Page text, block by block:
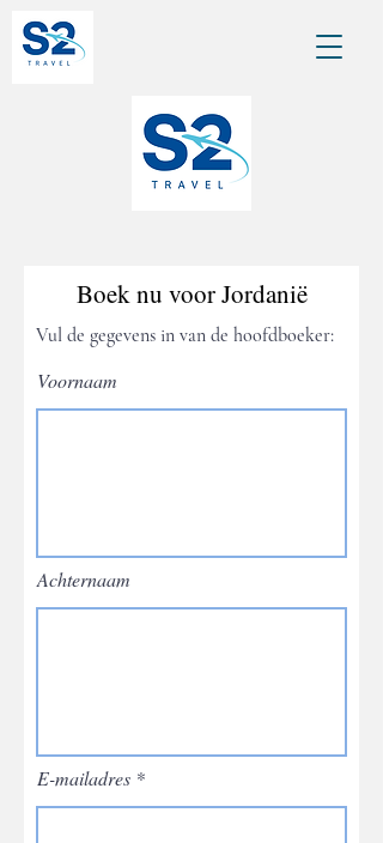
Boek nu voor Jordanië
Vul de gegevens in van de hoofdboeker:
Voornaam
Achternaam
E-mailadres